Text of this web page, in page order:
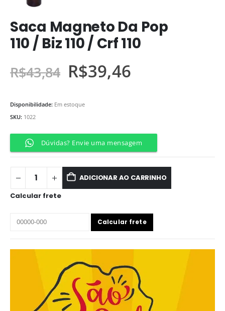
Saca Magneto Da Pop
110 / Biz 110 / Crf 110
R$43,84 R$39,46
Disponibilidade: Em estoque
SKU: 1022
Dúvidas? Envie uma mensagem
ADICIONAR AO CARRINHO
Calcular frete